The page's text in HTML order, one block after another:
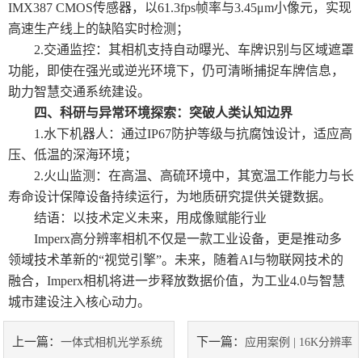
IMX387 CMOS传感器，以61.3fps帧率与3.45μm小像元，实现
高速生产线上的缺陷实时检测；
2.交通监控：其相机支持自动曝光、车牌识别与区域遮罩
功能，即使在强光或逆光环境下，仍可清晰捕捉车牌信息，
助力智慧交通系统建设。
四、科研与异常环境探索：突破人类认知边界
1.水下机器人：通过IP67防护等级与抗腐蚀设计，适应高
压、低温的深海环境；
2.火山监测：在高温、高硫环境中，其宽温工作能力与长
寿命设计保障设备持续运行，为地质研究提供关键数据。
结语：以技术定义未来，用成像赋能行业
Imperx高分辨率相机不仅是一款工业设备，更是推动多
领域技术革新的“视觉引擎”。未来，随着AI与物联网技术的
融合，Imperx相机将进一步释放数据价值，为工业4.0与智慧
城市建设注入核心动力。
上一篇：一体式相机光学系统 下一篇： 应用案例 | 16K分辨率